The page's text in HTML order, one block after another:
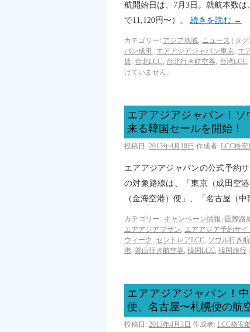
航開始日は、7月3日。就航本数
で11,120円〜）。 続きを読む →
カテゴリー: アジア地域, ニュース タグ:
パン成田 , エアアジアジャパン東京, エ
賃, 台北LCC, 台北行き航空券, 台湾LCC,
けていません。
エアアジアジャパン！
来る韓国セールを開始！
投稿日: 2013年4月18日 作成者: LCC格
エアアジアジャパンの公式予約
の対象路線は、「東京（成田空
（金海空港）便」、「名古屋（
カテゴリー: キャンペーン情報 , 国際路
エアアジアプサン, エアアジア予約サイ
ウィーク , セントレアLCC, ソウル行き
港, 釜山行き航空券, 韓国LCC, 韓国旅行
エアアジアジャパン！
便、名古屋〜札幌便の航
投稿日: 2013年4月3日 作成者: LCC格安